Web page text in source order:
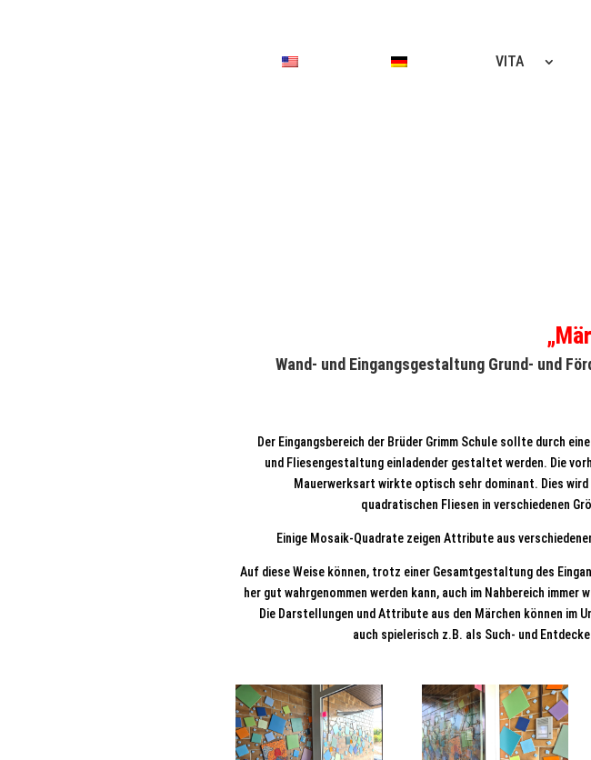
VITA
Wand- und Eingangsgestaltung Grund- und
Der Eingangsbereich der Brüder Grimm Schule sollte durch
und Fliesengestaltung einladender gestaltet werden. Die
Mauerwerksart wirkte optisch sehr dominant. Dies
quadratischen Fliesen in verschiedenen
Einige Mosaik-Quadrate zeigen Attribute aus
Auf diese Weise können, trotz einer Gesamtgestaltung des
her gut wahrgenommen werden kann, auch im Nahbereich immer
Die Darstellungen und Attribute aus den Märchen können im
auch spielerisch z.B. als Such- und